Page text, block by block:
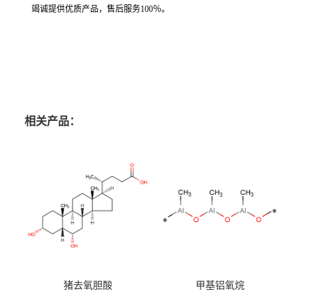
竭诚提供优质产品，售后服务100％。
相关产品：
猪去氧胆酸 甲基铝氧烷